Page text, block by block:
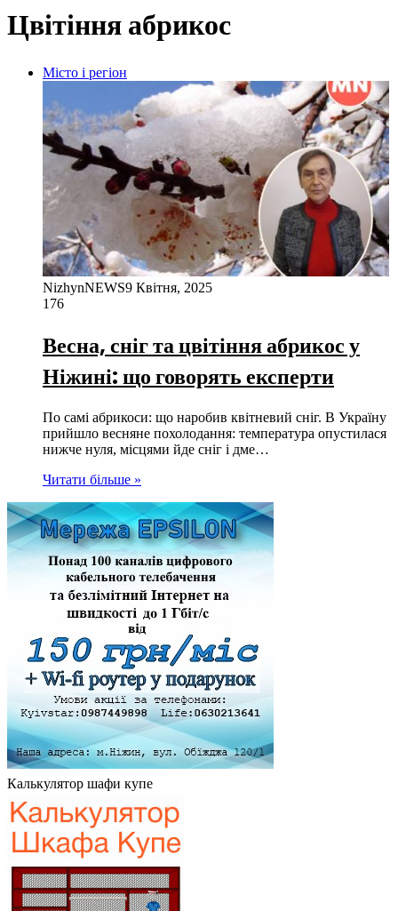
Цвітіння абрикос
Місто і регіон
NizhynNEWS9 Квітня, 2025
176
Весна, сніг та цвітіння абрикос у
Ніжині: що говорять експерти
По самі абрикоси: що наробив квітневий сніг. В Україну
прийшло весняне похолодання: температура опустилася
нижче нуля, місцями йде сніг і дме…
Читати більше »
Калькулятор шафи купе